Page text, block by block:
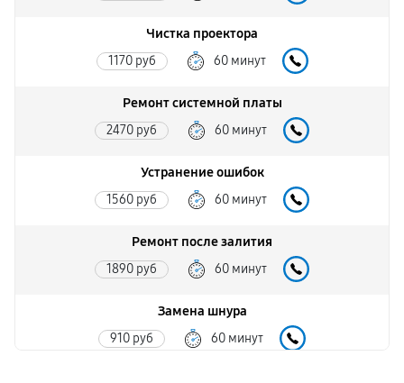
Чистка проектора
1170 руб 60 минут
Ремонт системной платы
2470 руб 60 минут
Устранение ошибок
1560 руб 60 минут
Ремонт после залития
1890 руб 60 минут
Замена шнура
910 руб 60 минут